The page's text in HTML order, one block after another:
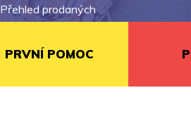
Přehled prodaných
PRVNÍ POMOC